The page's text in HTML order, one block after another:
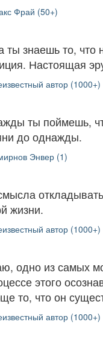
Фрай (50+)
ты знаешь то,
Настоящая
автор (1000+)
ты поймешь,
до однажды.
Энвер (1)
жизни.
автор (1000+)
одно из самых
этого
то, что он
автор (1000+)